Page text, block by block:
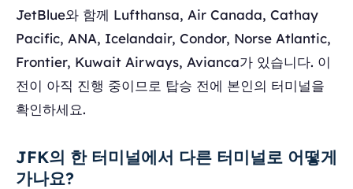
JetBlue와 함께 Lufthansa, Air Canada, Cathay
Pacific, ANA, Icelandair, Condor, Norse Atlantic,
Frontier, Kuwait Airways, Avianca가 있습니다. 이
전이 아직 진행 중이므로 탑승 전에 본인의 터미널을
확인하세요.
JFK의 한 터미널에서 다른 터미널로 어떻게
가나요?